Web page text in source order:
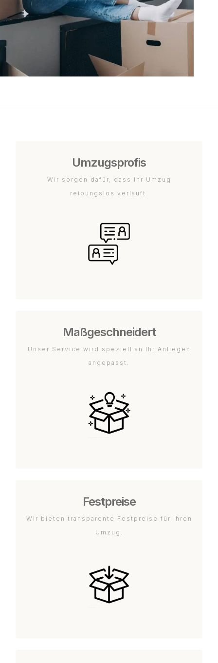
Umzugsprofis
Wir sorgen dafür, dass Ihr Umzug
reibungslos verläuft.
Maßgeschneidert
Unser Service wird speziell an Ihr Anliegen
angepasst.
Festpreise
Wir bieten transparente Festpreise für Ihren
Umzug.